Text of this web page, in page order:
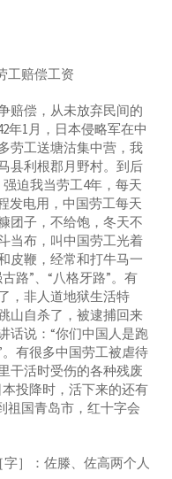
工赔偿工资
偿，从未放弃民间的
年1月，日本侵略军在中
劳工送塘沽集中营，我
县利根郡月野村。到后
迫我当劳工4年，每天
发电用，中国劳工每天
团子，不给饱，冬天不
当布，叫中国劳工光着
皮鞭，经常和打牛马一
路”、“八格牙路”。有
，非人道地狱生活特
山自杀了，被逮捕回来
话说：“你们中国人是跑
有很多中国劳工被虐待
干活时受伤的各种残废
投降时，活下来的还有
祖国青岛市，红十字会
］：佐滕、佐高两个人